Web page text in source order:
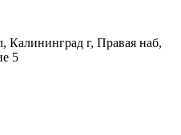
Калининград г, Правая наб,
5